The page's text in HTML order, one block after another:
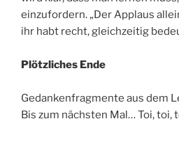
einzufordern. „Der Applaus
ihr habt recht, gleichzeitig
Plötzliches Ende
Gedankenfragmente aus dem
Bis zum nächsten Mal… Toi, toi,